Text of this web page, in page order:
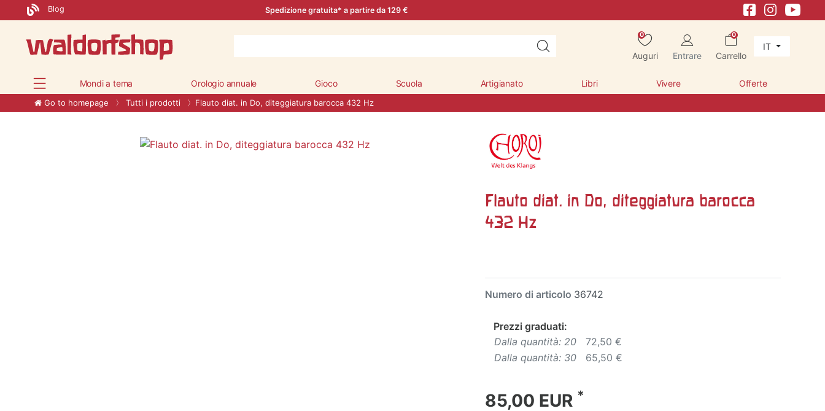
Blog Spedizione gratuita* a partire da 129 €
0
Auguri Entrare
0
Carrello
IT
Mondi a tema Orologio annuale Gioco Scuola Artigianato Libri Vivere Offerte
Go to homepage Tutti i prodotti Flauto diat. in Do, diteggiatura barocca 432 Hz
Flauto diat. in Do, diteggiatura barocca
432 Hz
Numero di articolo 36742
Prezzi graduati:
Dalla quantità: 20
72,50 €
Dalla quantità: 30
65,50 €
85,00 EUR *